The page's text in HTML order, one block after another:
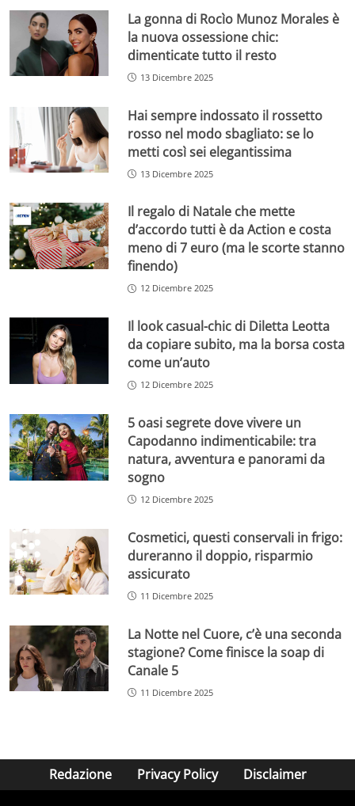
La gonna di Rocìo Munoz Morales è
la nuova ossessione chic:
dimenticate tutto il resto
13 Dicembre 2025
Hai sempre indossato il rossetto
rosso nel modo sbagliato: se lo
metti così sei elegantissima
13 Dicembre 2025
Il regalo di Natale che mette
d’accordo tutti è da Action e costa
meno di 7 euro (ma le scorte stanno
finendo)
12 Dicembre 2025
Il look casual-chic di Diletta Leotta
da copiare subito, ma la borsa costa
come un’auto
12 Dicembre 2025
5 oasi segrete dove vivere un
Capodanno indimenticabile: tra
natura, avventura e panorami da
sogno
12 Dicembre 2025
Cosmetici, questi conservali in frigo:
dureranno il doppio, risparmio
assicurato
11 Dicembre 2025
La Notte nel Cuore, c’è una seconda
stagione? Come finisce la soap di
Canale 5
11 Dicembre 2025
Redazione Privacy Policy Disclaimer